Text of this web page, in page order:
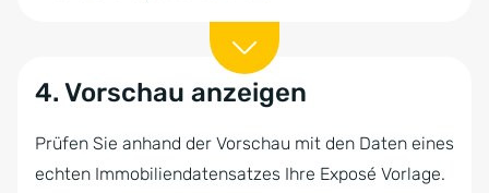
4. Vorschau anzeigen
Prüfen Sie anhand der Vorschau mit den Daten eines
echten Immobiliendatensatzes Ihre Exposé Vorlage.